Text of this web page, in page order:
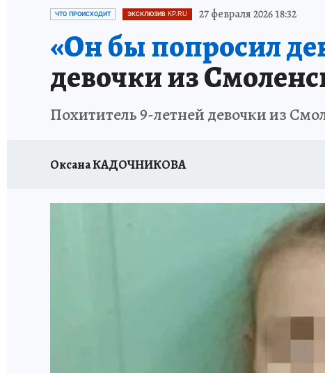
ПЕТЕРБУРГСКАЯ СТРОЙКА НЕИЗВЕСТНАЯ
ЧТО ПРОИСХОДИТ ЭКСКЛЮЗИВ KP.RU 27 февраля 2026 18:32
«Он бы попросил
девочки из
Похититель 9-летней девочки из
Оксана КАДОЧНИКОВА